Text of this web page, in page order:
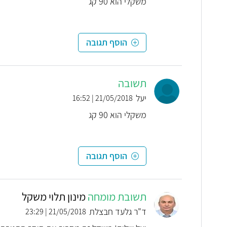
הוסף תגובה
תשובה
יעל 21/05/2018 | 16:52
משקלי הוא 90 קג
הוסף תגובה
תשובת מומחהמינון תלוי משקל
ד"ר גלעד חבצלת 21/05/2018 | 23:29